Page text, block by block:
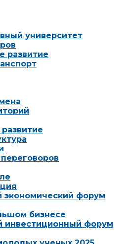
университет
развитие
экономический форум
бизнесе
инвестиционный форум